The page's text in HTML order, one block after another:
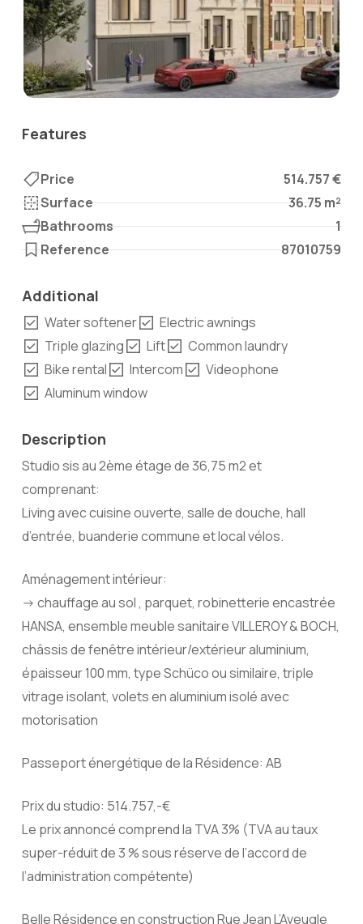
Features
Price
514.757 €
Surface
36.75 m²
Bathrooms
1
Reference
87010759
Additional
Water softener
Electric awnings
Triple glazing
Lift
Common laundry
Bike rental
Intercom
Videophone
Aluminum window
Description
Studio sis au 2ème étage de 36,75 m2 et
comprenant:
Living avec cuisine ouverte, salle de douche, hall
d’entrée, buanderie commune et local vélos.
Aménagement intérieur:
-> chauffage au sol , parquet, robinetterie encastrée
HANSA, ensemble meuble sanitaire VILLEROY & BOCH,
châssis de fenêtre intérieur/extérieur aluminium,
épaisseur 100 mm, type Schüco ou similaire, triple
vitrage isolant, volets en aluminium isolé avec
motorisation
Passeport énergétique de la Résidence: AB
Prix du studio: 514.757,-€
Le prix annoncé comprend la TVA 3% (TVA au taux
super-réduit de 3 % sous réserve de l’accord de
l’administration compétente)
Belle Résidence en construction Rue Jean L’Aveugle